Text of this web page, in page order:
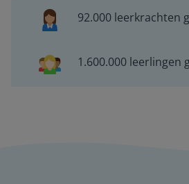
92.000 leerkrachten
1.600.000 leerlingen